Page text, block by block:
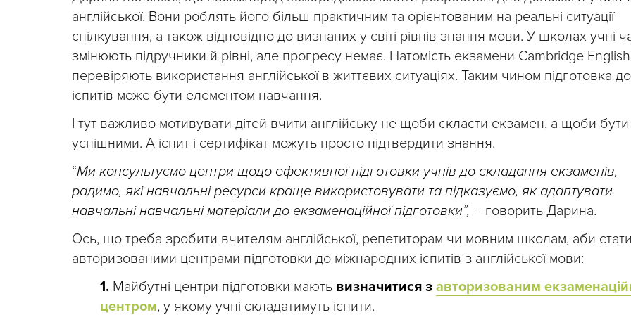
англійської. Вони роблять його більш практичним та орієнтованим на реальні ситуації
спілкування, а також відповідно до визнаних у світі рівнів знання мови. У школах учні
змінюють підручники й рівні, але прогресу немає. Натомість екзамени Сambridge English
перевіряють використання англійської в життєвих ситуаціях. Таким чином підготовка до
іспитів може бути елементом навчання.
І тут важливо мотивувати дітей вчити англійську не щоби скласти екзамен, а щоби бути
успішними. А іспит і сертифікат можуть просто підтвердити знання.
“Ми консультуємо центри щодо ефективної підготовки учнів до складання екзаменів,
радимо, які навчальні ресурси краще використовувати та підказуємо, як адаптувати
навчальні навчальні матеріали до екзаменаційної підготовки”, – говорить Дарина.
Ось, що треба зробити вчителям англійської, репетиторам чи мовним школам, аби стати
авторизованими центрами підготовки до міжнародних іспитів з англійської мови:
1. Майбутні центри підготовки мають визначитися з авторизованим
центром, у якому учні складатимуть іспити.